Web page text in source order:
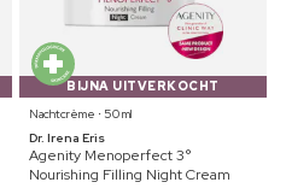
BIJNA UITVERKOCHT
Nachtcrème ⋅ 50 ml
Dr. Irena Eris
Agenity Menoperfect 3°
Nourishing Filling Night Cream